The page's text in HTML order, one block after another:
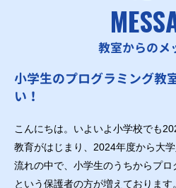
教室からのメ
小学生のプログラミング教
い！
こんにちは。いよいよ小学校でも
教育がはじまり、2024年度から大
流れの中で、小学生のうちからプ
という保護者の方が増えておりま